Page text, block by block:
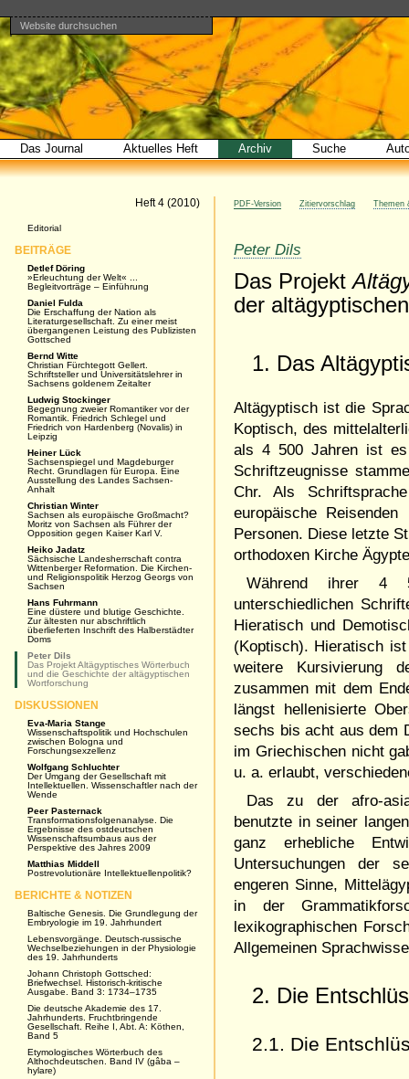
Direkt
zum
Inhalt
|
Direkt
zur
Navigation
Benutzerspezifische
Werkzeuge
Website durchsuchen
Erweiterte
Suche…
Bereiche
Das Journal Aktuelles Heft Archiv Suche
PDF-Version Zitiervorschlag Themen
Peter Dils
Das Projekt
der
1. Das
Altägyptisch ist die
Koptisch, des
als 4 500 Jahren ist
Schriftzeugnisse
Chr. Als
europäische
Personen. Diese letzte
orthodoxen Kirche
Während ihrer 4
unterschiedlichen
Hieratisch und
(Koptisch). Hieratisch
weitere Kursivierung
zusammen mit dem
längst hellenisierte
sechs bis acht aus dem
im Griechischen nicht
u. a. erlaubt,
Das zu der afro-
benutzte in seiner
ganz erhebliche
Untersuchungen der
engeren Sinne,
in der
lexikographischen
Allgemeinen
2. Die
2.1. Die
Heft 4 (2010)
Editorial
BEITRÄGE
Detlef Döring
»Erleuchtung der Welt« ...
Begleitvorträge – Einführung
Daniel Fulda
Die Erschaffung der Nation als
Literaturgesellschaft. Zu einer meist
übergangenen Leistung des Publizisten
Gottsched
Bernd Witte
Christian Fürchtegott Gellert.
Schriftsteller und Universitätslehrer in
Sachsens goldenem Zeitalter
Ludwig Stockinger
Begegnung zweier Romantiker vor der
Romantik. Friedrich Schlegel und
Friedrich von Hardenberg (Novalis) in
Leipzig
Heiner Lück
Sachsenspiegel und Magdeburger
Recht. Grundlagen für Europa. Eine
Ausstellung des Landes Sachsen-
Anhalt
Christian Winter
Sachsen als europäische Großmacht?
Moritz von Sachsen als Führer der
Opposition gegen Kaiser Karl V.
Heiko Jadatz
Sächsische Landesherrschaft contra
Wittenberger Reformation. Die Kirchen-
und Religionspolitik Herzog Georgs von
Sachsen
Hans Fuhrmann
Eine düstere und blutige Geschichte.
Zur ältesten nur abschriftlich
überlieferten Inschrift des Halberstädter
Doms
Peter Dils
Das Projekt Altägyptisches Wörterbuch
und die Geschichte der altägyptischen
Wortforschung
DISKUSSIONEN
Eva-Maria Stange
Wissenschaftspolitik und Hochschulen
zwischen Bologna und
Forschungsexzellenz
Wolfgang Schluchter
Der Umgang der Gesellschaft mit
Intellektuellen. Wissenschaftler nach der
Wende
Peer Pasternack
Transformationsfolgenanalyse. Die
Ergebnisse des ostdeutschen
Wissenschaftsumbaus aus der
Perspektive des Jahres 2009
Matthias Middell
Postrevolutionäre Intellektuellenpolitik?
BERICHTE & NOTIZEN
Baltische Genesis. Die Grundlegung der
Embryologie im 19. Jahrhundert
Lebensvorgänge. Deutsch-russische
Wechselbeziehungen in der Physiologie
des 19. Jahrhunderts
Johann Christoph Gottsched:
Briefwechsel. Historisch-kritische
Ausgabe. Band 3: 1734–1735
Die deutsche Akademie des 17.
Jahrhunderts. Fruchtbringende
Gesellschaft. Reihe I, Abt. A: Köthen,
Band 5
Etymologisches Wörterbuch des
Althochdeutschen. Band IV (gâba –
hylare)